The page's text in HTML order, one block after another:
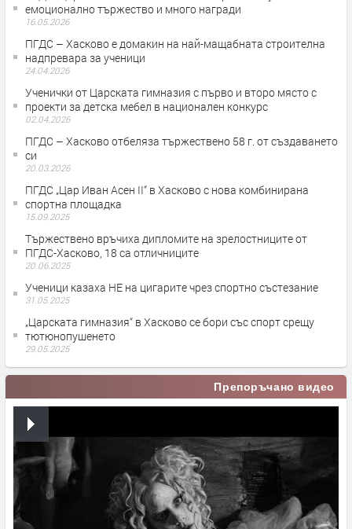
емоционално тържество и много награди
16.05.2026
ПГДС – Хасково е домакин на най-мащабната строителна
надпревара за ученици
24.04.2026
Ученички от Царската гимназия с първо и второ място с
проекти за детска мебел в национален конкурс
02.04.2026
ПГДС – Хасково отбеляза тържествено 58 г. от създаването
си
20.03.2026
ПГДС „Цар Иван Асен II“ в Хасково с нова комбинирана
спортна площадка
15.09.2025
Тържествено връчиха дипломите на зрелостниците от
ПГДС-Хасково, 18 са отличниците
20.06.2025
Ученици казаха НЕ на цигарите чрез спортно състезание
31.05.2025
„Царската гимназия“ в Хасково се бори със спорт срещу
тютюнопушенето
29.05.2025
Препоръчано видео